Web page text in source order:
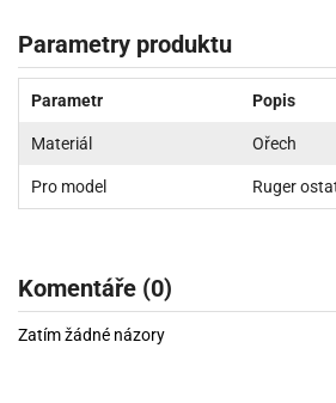
Parametry produktu
Parametr Popis
Materiál Ořech
Pro model Ruger
Komentáře (0)
Zatím žádné názory